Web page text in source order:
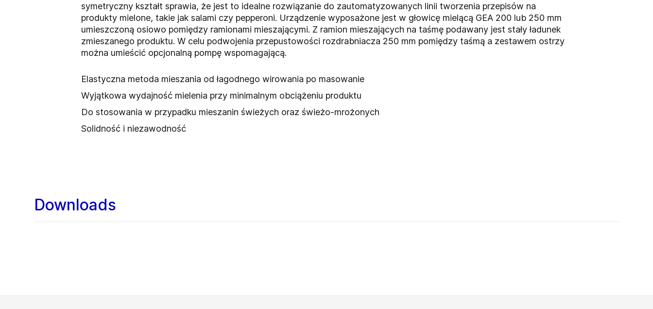
symetryczny kształt sprawia, że jest to idealne rozwiązanie do zautomatyzowanych linii tworzenia przepisów na
produkty mielone, takie jak salami czy pepperoni. Urządzenie wyposażone jest w głowicę mielącą GEA 200 lub 250 mm
umieszczoną osiowo pomiędzy ramionami mieszającymi. Z ramion mieszających na taśmę podawany jest stały ładunek
zmieszanego produktu. W celu podwojenia przepustowości rozdrabniacza 250 mm pomiędzy taśmą a zestawem ostrzy
można umieścić opcjonalną pompę wspomagającą.
Elastyczna metoda mieszania od łagodnego wirowania po masowanie
Wyjątkowa wydajność mielenia przy minimalnym obciążeniu produktu
Do stosowania w przypadku mieszanin świeżych oraz świeżo-mrożonych
Solidność i niezawodność
Downloads